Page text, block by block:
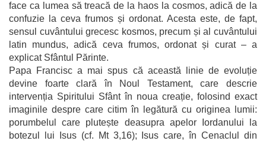
face ca lumea să treacă de la haos la cosmos, adică de la
confuzie la ceva frumos și ordonat. Acesta este, de fapt,
sensul cuvântului grecesc kosmos, precum și al cuvântului
latin mundus, adică ceva frumos, ordonat și curat – a
explicat Sfântul Părinte.
Papa Francisc a mai spus că această linie de evoluție
devine foarte clară în Noul Testament, care descrie
intervenția Spiritului Sfânt în noua creație, folosind exact
imaginile despre care citim în legătură cu originea lumii:
porumbelul care plutește deasupra apelor Iordanului la
botezul lui Isus (cf. Mt 3,16); Isus care, în Cenaclul din